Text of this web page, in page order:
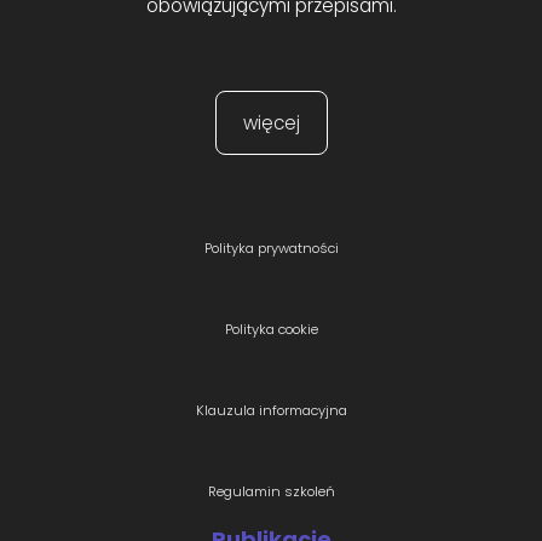
obowiązującymi przepisami.
więcej
Polityka prywatności
Polityka cookie
Klauzula informacyjna
Regulamin szkoleń